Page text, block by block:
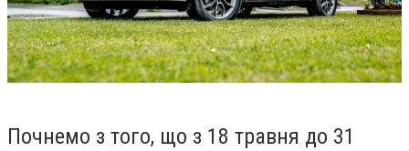
Почнемо з того, що з 18 травня до 31